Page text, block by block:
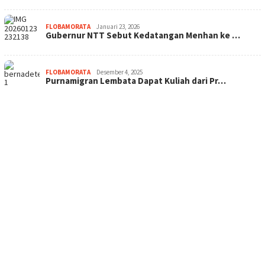
FLOBAMORATA Januari 23, 2026
Gubernur NTT Sebut Kedatangan Menhan ke …
FLOBAMORATA Desember 4, 2025
Purnamigran Lembata Dapat Kuliah dari Pr…